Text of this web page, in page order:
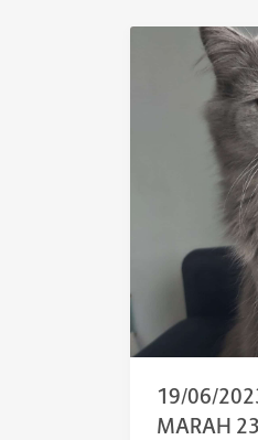
19/06/
MARAH